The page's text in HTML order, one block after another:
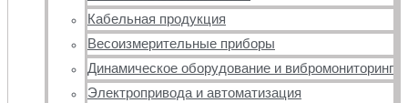
Кабельная продукция
Весоизмерительные приборы
Динамическое оборудование и вибромониторинг
Электропривода и автоматизация